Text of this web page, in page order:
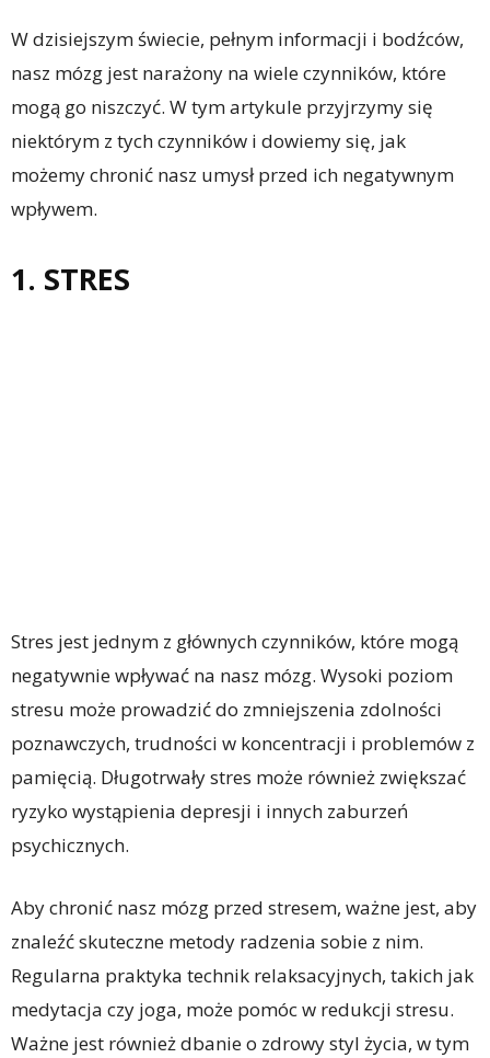
W dzisiejszym świecie, pełnym informacji i bodźców,
nasz mózg jest narażony na wiele czynników, które
mogą go niszczyć. W tym artykule przyjrzymy się
niektórym z tych czynników i dowiemy się, jak
możemy chronić nasz umysł przed ich negatywnym
wpływem.
1. STRES
Stres jest jednym z głównych czynników, które mogą
negatywnie wpływać na nasz mózg. Wysoki poziom
stresu może prowadzić do zmniejszenia zdolności
poznawczych, trudności w koncentracji i problemów z
pamięcią. Długotrwały stres może również zwiększać
ryzyko wystąpienia depresji i innych zaburzeń
psychicznych.
Aby chronić nasz mózg przed stresem, ważne jest, aby
znaleźć skuteczne metody radzenia sobie z nim.
Regularna praktyka technik relaksacyjnych, takich jak
medytacja czy joga, może pomóc w redukcji stresu.
Ważne jest również dbanie o zdrowy styl życia, w tym